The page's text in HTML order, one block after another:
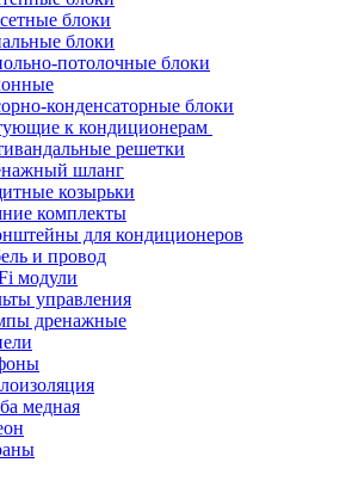
блоки
блоки
потолочные блоки
конденсаторные блоки
к кондиционерам
решетки
шланг
козырьки
комплекты
для кондиционеров
и провод
модули
управления
дренажные
медная